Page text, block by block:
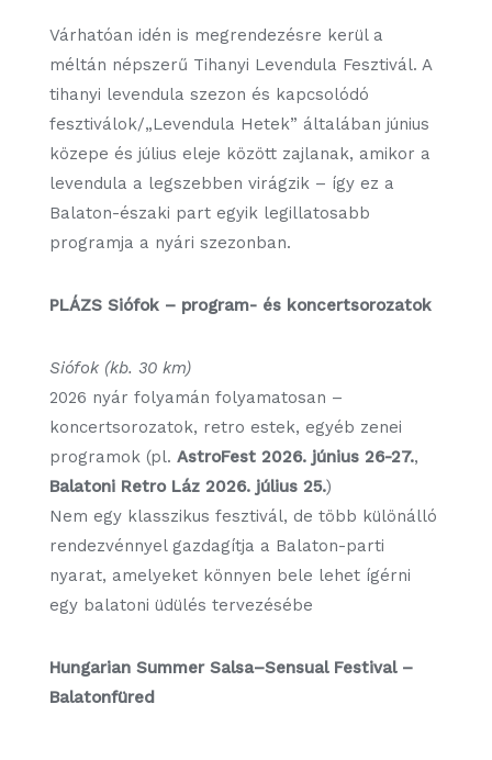
Várhatóan idén is megrendezésre kerül a
méltán népszerű Tihanyi Levendula Fesztivál. A
tihanyi levendula szezon és kapcsolódó
fesztiválok/„Levendula Hetek” általában június
közepe és július eleje között zajlanak, amikor a
levendula a legszebben virágzik – így ez a
Balaton-északi part egyik legillatosabb
programja a nyári szezonban.
PLÁZS Siófok – program- és koncertsorozatok
Siófok (kb. 30 km)
2026 nyár folyamán folyamatosan –
koncertsorozatok, retro estek, egyéb zenei
programok (pl. AstroFest 2026. június 26-27.,
Balatoni Retro Láz 2026. július 25.)
Nem egy klasszikus fesztivál, de több különálló
rendezvénnyel gazdagítja a Balaton-parti
nyarat, amelyeket könnyen bele lehet ígérni
egy balatoni üdülés tervezésébe
Hungarian Summer Salsa–Sensual Festival –
Balatonfüred